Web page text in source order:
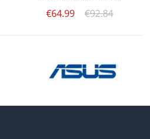
€64.99 €92.84